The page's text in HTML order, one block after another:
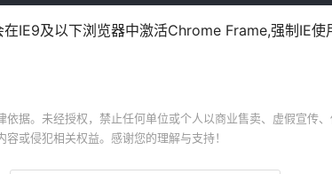
IE9及以下浏览器中激活Chrome Frame,强制IE使
据。未经授权，禁止任何单位或个人以商业售卖、虚假宣传
或侵犯相关权益。感谢您的理解与支持！